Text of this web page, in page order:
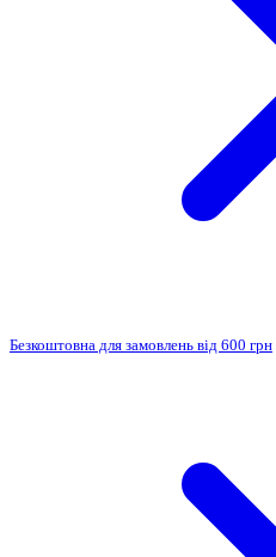
Безкоштовна для замовлень від 600 грн